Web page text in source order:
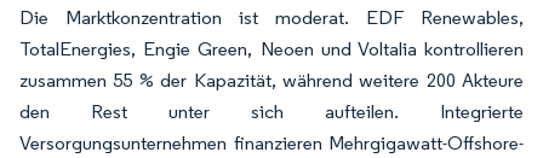
Die Marktkonzentration ist moderat. EDF Renewables,
TotalEnergies, Engie Green, Neoen und Voltalia kontrollieren
zusammen 55 % der Kapazität, während weitere 200 Akteure
den Rest unter sich aufteilen. Integrierte
Versorgungsunternehmen finanzieren Mehrgigawatt-Offshore-